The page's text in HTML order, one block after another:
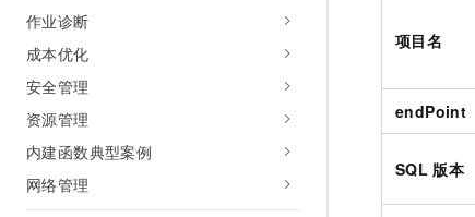
作业诊断
成本优化
安全管理
资源管理
内建函数典型案例
网络管理
项目名
endPoint
SQL 版本